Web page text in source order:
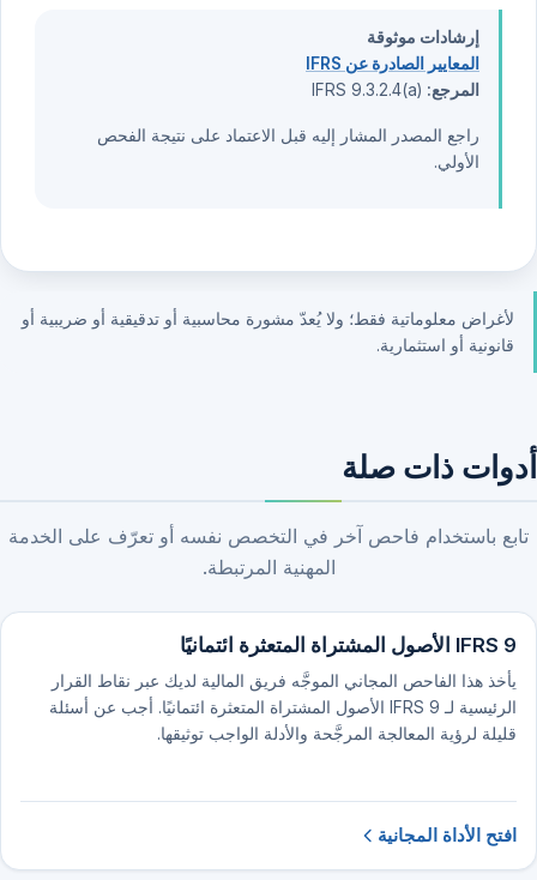
إرشادات موثوقة
المعايير الصادرة عن IFRS
المرجع:
راجع المصدر المشار إليه قبل الاعتماد على نتيجة الفحص
الأولي.
لأغراض معلوماتية فقط؛ ولا يُعدّ مشورة محاسبية أو تدقيقية أو ضريبية أو
قانونية أو استثمارية.
أدوات ذات صلة
تابع باستخدام فاحص آخر في التخصص نفسه أو تعرّف على الخدمة
المهنية المرتبطة.
IFRS 9 الأصول المشتراة المتعثرة ائتمانيًا
يأخذ هذا الفاحص المجاني الموجَّه فريق المالية لديك عبر نقاط القرار
الرئيسية لـ IFRS 9 الأصول المشتراة المتعثرة ائتمانيًا. أجب عن أسئلة
قليلة لرؤية المعالجة المرجَّحة والأدلة الواجب توثيقها.
افتح الأداة المجانية